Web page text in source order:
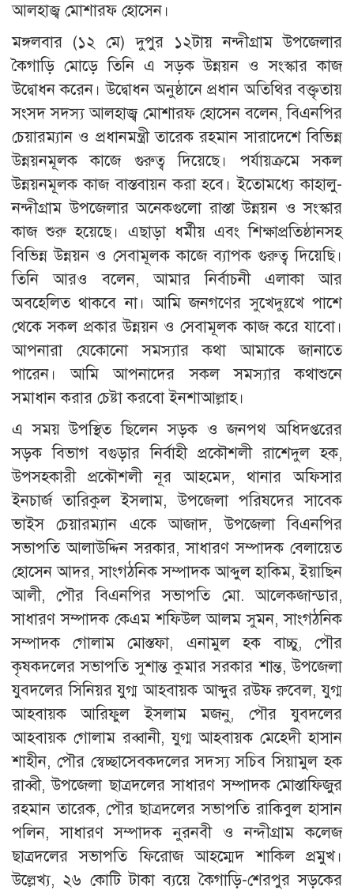
আলহাজ্ব মোশারফ হোসেন।
মঙ্গলবার (১২ মে) দুপুর ১২টায় নন্দীগ্রাম উপজেলার
কৈগাড়ি মোড়ে তিনি এ সড়ক উন্নয়ন ও সংস্কার কাজ
উদ্বোধন করেন। উদ্বোধন অনুষ্ঠানে প্রধান অতিথির বক্তৃতায়
সংসদ সদস্য আলহাজ্ব মোশারফ হোসেন বলেন, বিএনপির
চেয়ারম্যান ও প্রধানমন্ত্রী তারেক রহমান সারাদেশে বিভিন্ন
উন্নয়নমূলক কাজে গুরুত্ব দিয়েছে। পর্যায়ক্রমে সকল
উন্নয়নমূলক কাজ বাস্তবায়ন করা হবে। ইতোমধ্যে কাহালু-
নন্দীগ্রাম উপজেলার অনেকগুলো রাস্তা উন্নয়ন ও সংস্কার
কাজ শুরু হয়েছে। এছাড়া ধর্মীয় এবং শিক্ষাপ্রতিষ্ঠানসহ
বিভিন্ন উন্নয়ন ও সেবামূলক কাজে ব্যাপক গুরুত্ব দিয়েছি।
তিনি আরও বলেন, আমার নির্বাচনী এলাকা আর
অবহেলিত থাকবে না। আমি জনগণের সুখেদুঃখে পাশে
থেকে সকল প্রকার উন্নয়ন ও সেবামূলক কাজ করে যাবো।
আপনারা যেকোনো সমস্যার কথা আমাকে জানাতে
পারেন। আমি আপনাদের সকল সমস্যার কথাশুনে
সমাধান করার চেষ্টা করবো ইনশাআল্লাহ।
এ সময় উপস্থিত ছিলেন সড়ক ও জনপথ অধিদপ্তরের
সড়ক বিভাগ বগুড়ার নির্বাহী প্রকৌশলী রাশেদুল হক,
উপসহকারী প্রকৌশলী নূর আহমেদ, থানার অফিসার
ইনচার্জ তারিকুল ইসলাম, উপজেলা পরিষদের সাবেক
ভাইস চেয়ারম্যান একে আজাদ, উপজেলা বিএনপির
সভাপতি আলাউদ্দিন সরকার, সাধারণ সম্পাদক বেলায়েত
হোসেন আদর, সাংগঠনিক সম্পাদক আব্দুল হাকিম, ইয়াছিন
আলী, পৌর বিএনপির সভাপতি মো. আলেকজান্ডার,
সাধারণ সম্পাদক কেএম শফিউল আলম সুমন, সাংগঠনিক
সম্পাদক গোলাম মোস্তফা, এনামুল হক বাচ্চু, পৌর
কৃষকদলের সভাপতি সুশান্ত কুমার সরকার শান্ত, উপজেলা
যুবদলের সিনিয়র যুগ্ম আহবায়ক আব্দুর রউফ রুবেল, যুগ্ম
আহবায়ক আরিফুল ইসলাম মজনু, পৌর যুবদলের
আহবায়ক গোলাম রব্বানী, যুগ্ম আহবায়ক মেহেদী হাসান
শাহীন, পৌর স্বেচ্ছাসেবকদলের সদস্য সচিব সিয়ামুল হক
রাব্বী, উপজেলা ছাত্রদলের সাধারণ সম্পাদক মোস্তাফিজুর
রহমান তারেক, পৌর ছাত্রদলের সভাপতি রাকিবুল হাসান
পলিন, সাধারণ সম্পাদক নুরনবী ও নন্দীগ্রাম কলেজ
ছাত্রদলের সভাপতি ফিরোজ আহম্মেদ শাকিল প্রমুখ।
উল্লেখ্য, ২৬ কোটি টাকা ব্যয়ে কৈগাড়ি-শেরপুর সড়কের